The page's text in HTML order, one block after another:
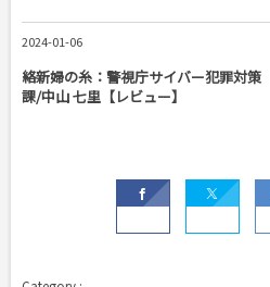
2024-01-06
絡新婦の糸：警視庁サイバー犯罪対策
課/中山 七里【レビュー】